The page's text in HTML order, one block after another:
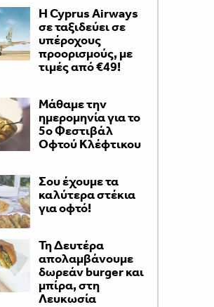
H Cyprus Airways
σε ταξιδεύει σε
υπέροχους
προορισμούς, με
τιμές από €49!
Μάθαμε την
ημερομηνία για το
5ο Φεστιβάλ
Οφτού Κλέφτικου
Σου έχουμε τα
καλύτερα στέκια
για οφτό!
Τη Δευτέρα
απολαμβάνουμε
δωρεάν burger και
μπίρα, στη
Λευκωσία